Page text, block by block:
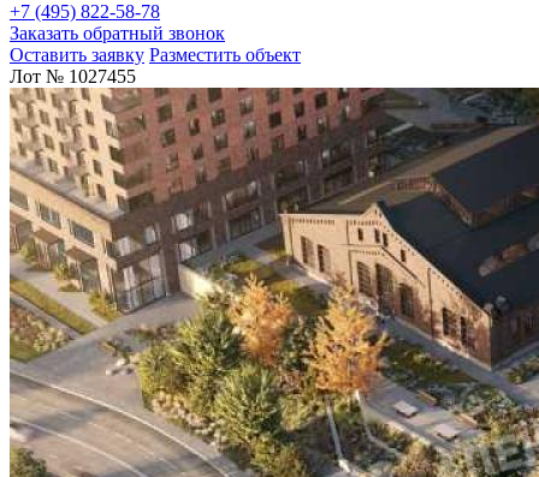
+7 (495) 822-58-78
Заказать обратный звонок
Оставить заявку Разместить объект
Лот № 1027455